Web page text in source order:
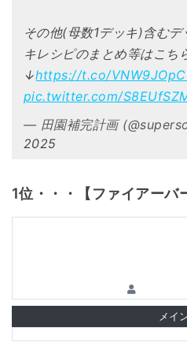
その他(母数1デッキ)含む
キレシピのまとめ等はこち
↓https://t.co/
pic.twitter.com/
— 田園補完計画
2025
1位・・・【ファイアーバ
メイ